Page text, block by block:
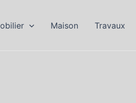
Maison Travaux